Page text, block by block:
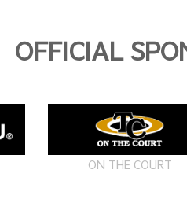
OFFICIAL
ON THE COURT